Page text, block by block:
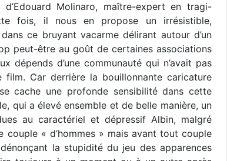
Molinaro, maître-expert en tragi-
fois, il nous en propose un irrésistible,
ce bruyant vacarme délirant autour d’un
peut-être au goût de certaines associations
d’une communauté qui n’avait pas
Car derrière la bouillonnante caricature
cache une profonde sensibilité dans cette
qui a élevé ensemble et de belle manière, un
au caractériel et dépressif Albin, malgré
couple « d’hommes » mais avant tout couple
la stupidité du jeu des apparences